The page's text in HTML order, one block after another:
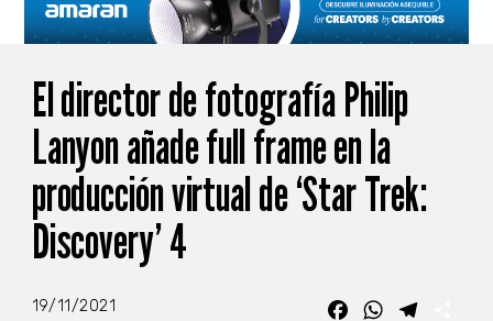
El director de fotografía Philip
Lanyon añade full frame en la
producción virtual de ‘Star Trek:
Discovery’ 4
19/11/2021 FacebookWhatsApp